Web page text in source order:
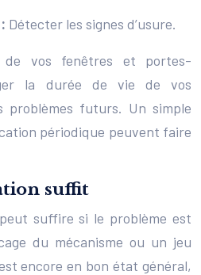
Détecter les signes d’usure.
de vos fenêtres et portes-
la durée de vie de vos
problèmes futurs. Un simple
périodique peuvent faire
suffit
suffire si le problème est
du mécanisme ou un jeu
encore en bon état général,